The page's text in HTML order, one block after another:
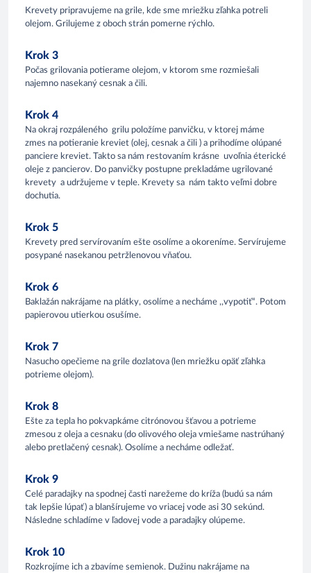
Krevety pripravujeme na grile, kde sme mriežku zľahka potreli
olejom. Grilujeme z oboch strán pomerne rýchlo.
Krok 3
Počas grilovania potierame olejom, v ktorom sme rozmiešali
najemno nasekaný cesnak a čili.
Krok 4
Na okraj rozpáleného grilu položíme panvičku, v ktorej máme
zmes na potieranie kreviet (olej, cesnak a čili ) a prihodíme olúpané
panciere kreviet. Takto sa nám restovaním krásne uvoľnia éterické
oleje z pancierov. Do panvičky postupne prekladáme ugrilované
krevety a udržujeme v teple. Krevety sa nám takto veľmi dobre
dochutia.
Krok 5
Krevety pred servírovaním ešte osolíme a okoreníme. Servírujeme
posypané nasekanou petržlenovou vňaťou.
Krok 6
Baklažán nakrájame na plátky, osolíme a necháme ,,vypotiť“. Potom
papierovou utierkou osušíme.
Krok 7
Nasucho opečieme na grile dozlatova (len mriežku opäť zľahka
potrieme olejom).
Krok 8
Ešte za tepla ho pokvapkáme citrónovou šťavou a potrieme
zmesou z oleja a cesnaku (do olivového oleja vmiešame nastrúhaný
alebo pretlačený cesnak). Osolíme a necháme odležať.
Krok 9
Celé paradajky na spodnej časti narežeme do kríža (budú sa nám
tak lepšie lúpať) a blanšírujeme vo vriacej vode asi 30 sekúnd.
Následne schladíme v ľadovej vode a paradajky olúpeme.
Krok 10
Rozkrojíme ich a zbavíme semienok. Dužinu nakrájame na